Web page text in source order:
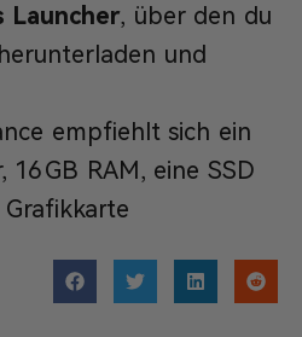
Launcher, über den du
und
empfiehlt sich ein
GB RAM, eine SSD